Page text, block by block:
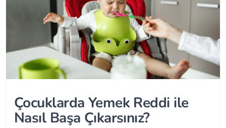
Çocuklarda Yemek Reddi ile
Nasıl Başa Çıkarsınız?